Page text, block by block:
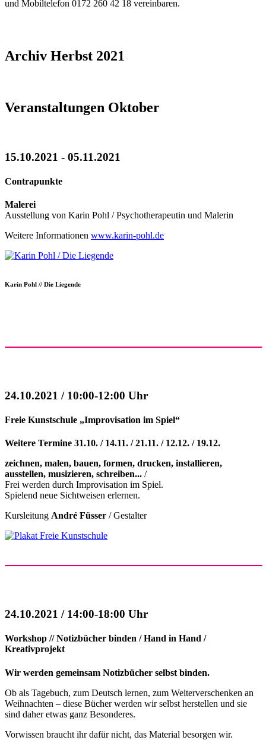
und Mobiltelefon 0172 260 42 18 vereinbaren.
Archiv Herbst 2021
Veranstaltungen Oktober
15.10.2021 - 05.11.2021
Contrapunkte
Malerei
Ausstellung von Karin Pohl / Psychotherapeutin und Malerin
Weitere Informationen www.karin-pohl.de
Karin Pohl // Die Liegende
24.10.2021 / 10:00-12:00 Uhr
Freie Kunstschule „Improvisation im Spiel“
Weitere Termine 31.10. / 14.11. / 21.11. / 12.12. / 19.12.
zeichnen, malen, bauen, formen, drucken, installieren,
ausstellen, musizieren, schreiben... /
Frei werden durch Improvisation im Spiel.
Spielend neue Sichtweisen erlernen.
Kursleitung André Füsser / Gestalter
24.10.2021 / 14:00-18:00 Uhr
Workshop // Notizbücher binden / Hand in Hand /
Kreativprojekt
Wir werden gemeinsam Notizbücher selbst binden.
Ob als Tagebuch, zum Deutsch lernen, zum Weiterverschenken an
Weihnachten – diese Bücher werden wir selbst herstellen und sie
sind daher etwas ganz Besonderes.
Vorwissen braucht ihr dafür nicht, das Material besorgen wir.